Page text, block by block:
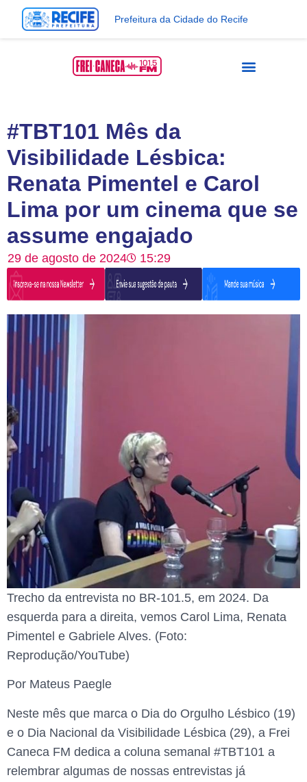
Prefeitura da Cidade do Recife
#TBT101 Mês da
Visibilidade Lésbica:
Renata Pimentel e Carol
Lima por um cinema que se
assume engajado
29 de agosto de 2024 15:29
Trecho da entrevista no BR-101.5, em 2024. Da
esquerda para a direita, vemos Carol Lima, Renata
Pimentel e Gabriele Alves. (Foto:
Reprodução/YouTube)
Por Mateus Paegle
Neste mês que marca o Dia do Orgulho Lésbico (19)
e o Dia Nacional da Visibilidade Lésbica (29), a Frei
Caneca FM dedica a coluna semanal #TBT101 a
relembrar algumas de nossas entrevistas já